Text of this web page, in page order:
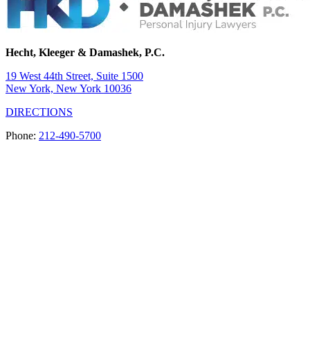
Hecht, Kleeger & Damashek, P.C.
19 West 44th Street, Suite 1500
New York, New York 10036
DIRECTIONS
Phone: 212-490-5700